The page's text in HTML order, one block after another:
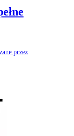
przez